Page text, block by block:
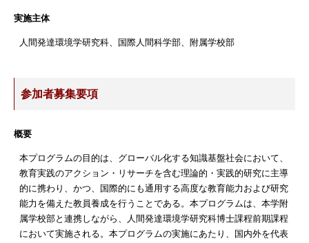
実施主体
人間発達環境学研究科、国際人間科学部、附属学校部
参加者募集要項
概要
本プログラムの目的は、グローバル化する知識基盤社会において、
教育実践のアクション・リサーチを含む理論的・実践的研究に主導
的に携わり、かつ、国際的にも通用する高度な教育能力および研究
能力を備えた教員養成を行うことである。本プログラムは、本学附
属学校部と連携しながら、人間発達環境学研究科博士課程前期課程
において実施される。本プログラムの実施にあたり、国内外を代表